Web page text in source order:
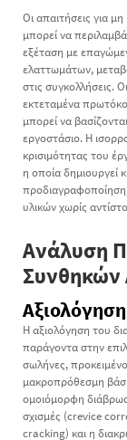
Οι απαιτήσεις για
μπορεί να
εξέταση με
ελαττωμάτων,
στις συγκολλήσεις.
εκτεταμένα
μπορεί να
εργοστάσιο. Η
κρισιμότητας του
η οποία δημιουργεί
υλικών χωρίς
Ανάλυση
Συνθηκών
Η αξιολόγηση του
παράγοντα στην
σωλήνες,
μακροπρόθεσμη
ομοιόμορφη
σχισμές (crevice
cracking) και η